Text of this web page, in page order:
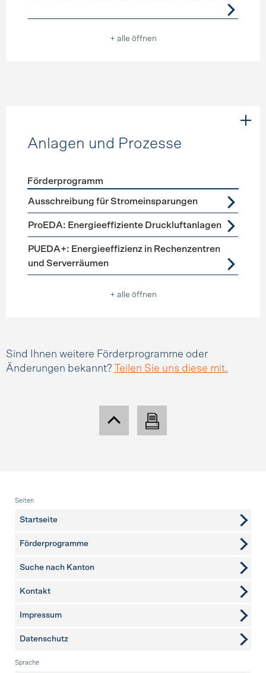
+ alle öffnen
Anlagen und Prozesse
Förderprogramme Anlagen und Prozesse
Förderprogramm
Ausschreibung für Stromeinsparungen
ProEDA: Energieeffiziente Druckluftanlagen
PUEDA+: Energieeffizienz in Rechenzentren
und Serverräumen
+ alle öffnen
Sind Ihnen weitere Förderprogramme oder
Änderungen bekannt?
Teilen Sie uns diese mit.
Fusszeile
Seiten
Startseite
Förderprogramme
Suche nach Kanton
weitere Seiten
Kontakt
Impressum
Datenschutz
Sprache